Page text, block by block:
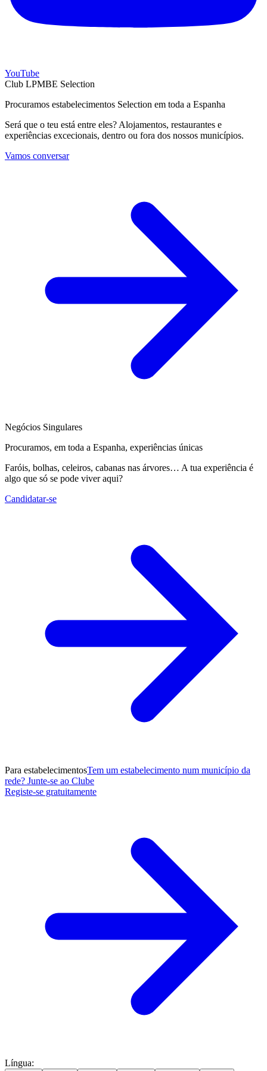
YouTube
Club LPMBE Selection
Procuramos estabelecimentos Selection em toda a Espanha
Será que o teu está entre eles? Alojamentos, restaurantes e
experiências excecionais, dentro ou fora dos nossos municípios.
Vamos conversar
Negócios Singulares
Procuramos, em toda a Espanha, experiências únicas
Faróis, bolhas, celeiros, cabanas nas árvores… A tua experiência é
algo que só se pode viver aqui?
Candidatar-se
Para estabelecimentosTem um estabelecimento num município da
rede? Junte-se ao Clube
Registe-se gratuitamente
Língua: